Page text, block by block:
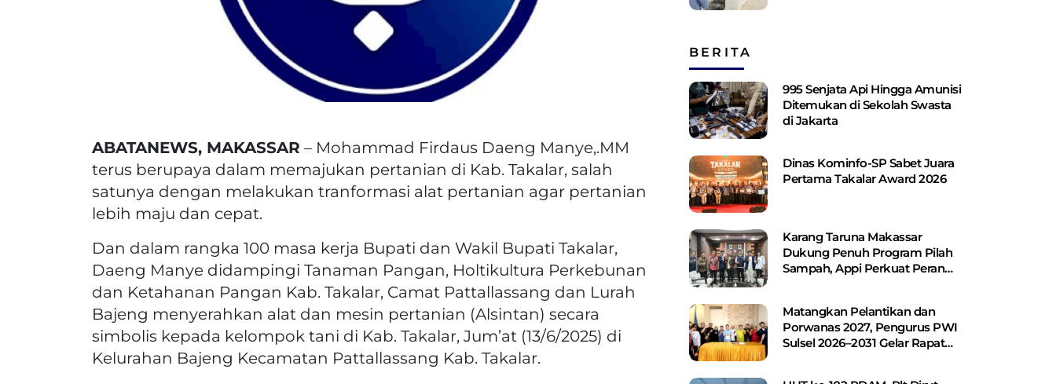
ABATANEWS, MAKASSAR – Mohammad Firdaus Daeng Manye,.MM
terus berupaya dalam memajukan pertanian di Kab. Takalar, salah
satunya dengan melakukan tranformasi alat pertanian agar pertanian
lebih maju dan cepat.
Dan dalam rangka 100 masa kerja Bupati dan Wakil Bupati Takalar,
Daeng Manye didampingi Tanaman Pangan, Holtikultura Perkebunan
dan Ketahanan Pangan Kab. Takalar, Camat Pattallassang dan Lurah
Bajeng menyerahkan alat dan mesin pertanian (Alsintan) secara
simbolis kepada kelompok tani di Kab. Takalar, Jum’at (13/6/2025) di
Kelurahan Bajeng Kecamatan Pattallassang Kab. Takalar.
BERITA
995 Senjata Api Hingga Amunisi
Ditemukan di Sekolah Swasta
di Jakarta
Dinas Kominfo-SP Sabet Juara
Pertama Takalar Award 2026
Karang Taruna Makassar
Dukung Penuh Program Pilah
Sampah, Appi Perkuat Peran
Matangkan Pelantikan dan
Porwanas 2027, Pengurus PWI
Sulsel 2026–2031 Gelar Rapat